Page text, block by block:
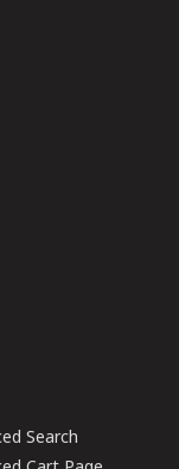
Search